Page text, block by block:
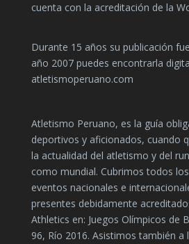
cuenta con la acreditación de la
Durante 15 años su publicación
año 2007 puedes encontrarla
atletismoperuano.com
Atletismo Peruano, es la guía
deportivos y aficionados, cuando
la actualidad del atletismo y del
como mundial. Cubrimos todos
eventos nacionales e
presentes debidamente
Athletics en: Juegos Olímpicos de
96, Río 2016. Asistimos también a